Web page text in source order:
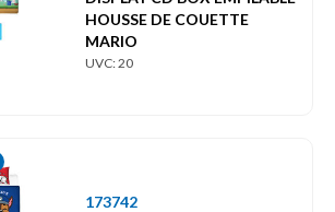
HOUSSE DE COUETTE
MARIO
UVC: 20
173742